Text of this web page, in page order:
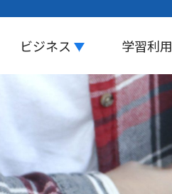
ビジネス 学習利用